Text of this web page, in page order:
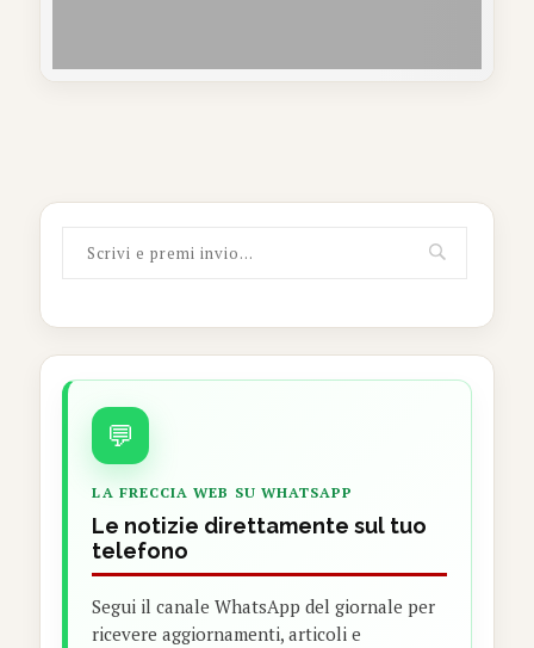
💬
LA FRECCIA WEB SU WHATSAPP
Le notizie direttamente sul tuo
telefono
Segui il canale WhatsApp del giornale per
ricevere aggiornamenti, articoli e